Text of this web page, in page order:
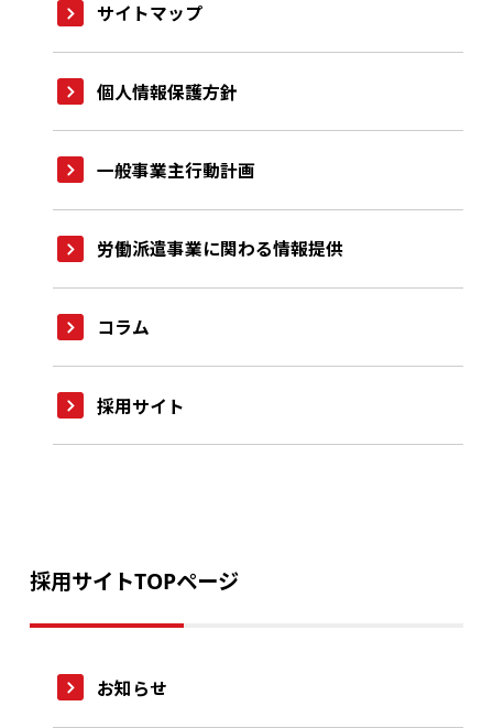
サイトマップ
個人情報保護方針
一般事業主行動計画
労働派遣事業に関わる情報提供
コラム
採用サイト
採用サイトTOPページ
お知らせ